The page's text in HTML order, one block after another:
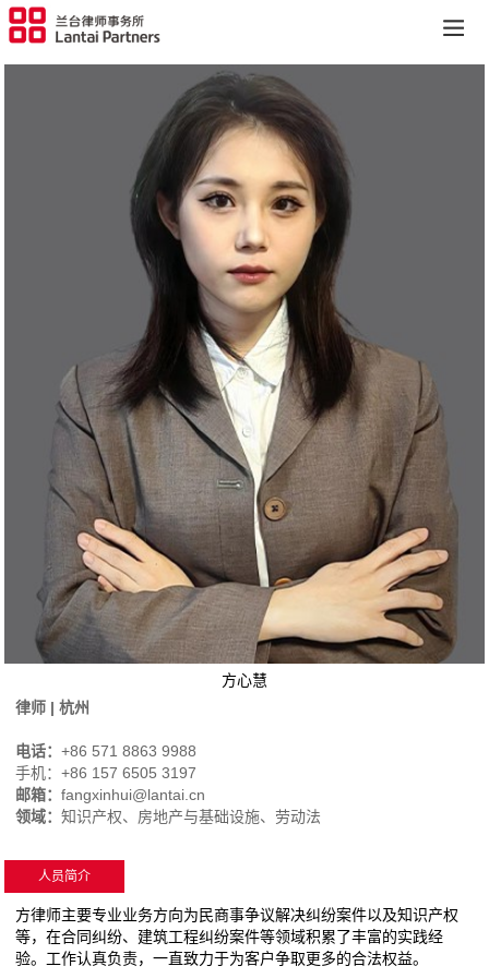
方心慧
律师 | 杭州
电话：+86 571 8863 9988
手机：+86 157 6505 3197
邮箱：fangxinhui@lantai.cn
领域：知识产权、房地产与基础设施、劳动法
人员简介
方律师主要专业业务方向为民商事争议解决纠纷案件以及知识产权
等，在合同纠纷、建筑工程纠纷案件等领域积累了丰富的实践经
验。工作认真负责，一直致力于为客户争取更多的合法权益。